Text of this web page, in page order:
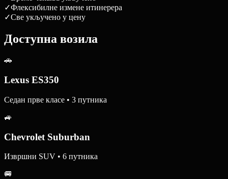
✓Флексибилне измене итинерера
✓Све укључено у цену
Доступна возила
🚗
Lexus ES350
Седан прве класе • 3 путника
🚙
Chevrolet Suburban
Извршни SUV • 6 путника
🚐